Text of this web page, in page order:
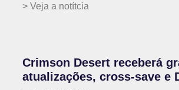
> Veja a notítcia
Crimson Desert receberá
atualizações, cross-save e